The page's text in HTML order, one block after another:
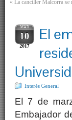
« La canciller Malcorra se
MAR
10
2017
El
Interés General
El 7 de
Embajador